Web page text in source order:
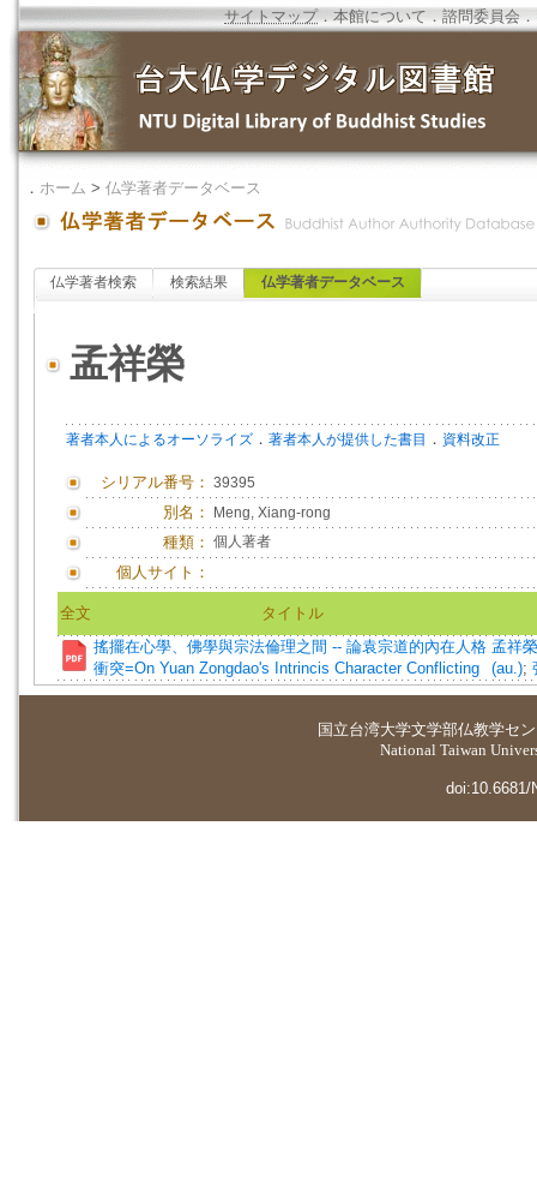
サイトマップ．本館について ．諮問委員会 ．
． ホーム > 仏学著者データベース
仏学著者検索 検索結果 仏学著者データベース
孟祥榮
著者本人によるオーソライズ ． 著者本人が提供した書目 ． 資料改正
シリアル番号： 39395
別名： Meng, Xiang-rong
種類： 個人著者
個人サイト：
全文
タイトル
搖擺在心學、佛學與宗法倫理之間 -- 論袁宗道的內在人格
衝突=On Yuan Zongdao's Intrincis Character Conflicting
孟祥
(au.);
国立台湾大学文学部仏教学セ
National Taiwan
doi:10.6681/